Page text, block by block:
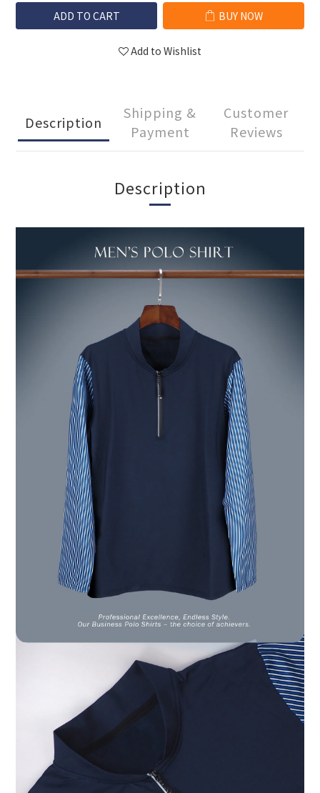
ADD TO CART BUY NOW
Add to Wishlist
Description
Shipping &
Payment
Customer
Reviews
Description